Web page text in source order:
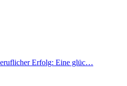
Erfolg: Eine glüc…